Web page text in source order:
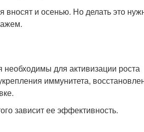
и осенью. Но делать это
для активизации роста
иммунитета,
зависит ее эффективность.